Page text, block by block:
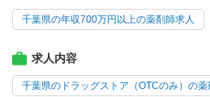
千葉県の年収700万円以上の薬剤師求人
求人内容
千葉県のドラッグストア（OTCのみ）の薬